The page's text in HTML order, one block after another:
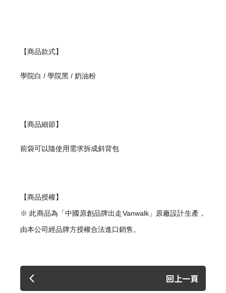
建立專屬帳號
【商品款式】
學院白 / 學院黑 / 奶油粉
【商品細節】
前袋可以隨使用需求拆成斜背包
【商品授權】
※ 此商品為「中國原創品牌出走Vanwalk」原廠設計生產，
由本公司經品牌方授權合法進口銷售。
回上一頁